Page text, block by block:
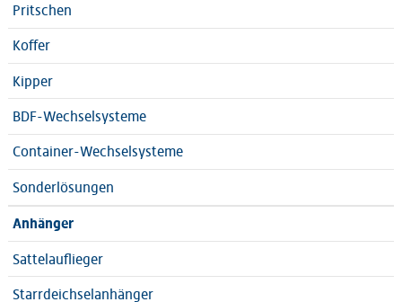
Pritschen
Koffer
Kipper
BDF-Wechselsysteme
Container-Wechselsysteme
Sonderlösungen
Anhänger
Sattelauflieger
Starrdeichselanhänger